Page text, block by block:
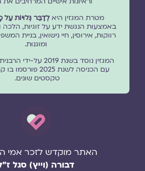
מטרת המגזין היאלְדַבֵּר גְּלוּיוֹת
באמצעות הנגשת ידע על זוגיות, הלכה
רווקות, אירוסין, חיי נישואין, בניית
ומוגנוּת.
המגזין נוסד בשנת 2019
טקסטים שונים.
האתר מוקדש לזכר אמי
דבורה (וייץ) סגל